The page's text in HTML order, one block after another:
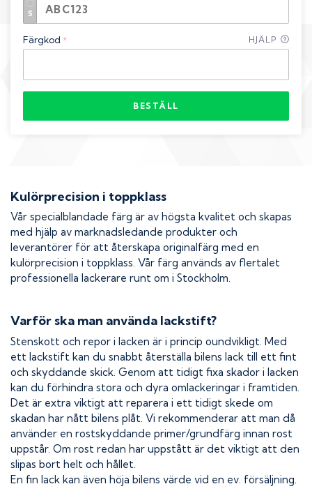
Färgkod * HJÄLP
BESTÄLL
Kulörprecision i toppklass
Vår specialblandade färg är av högsta kvalitet och skapas
med hjälp av marknadsledande produkter och
leverantörer för att återskapa originalfärg med en
kulörprecision i toppklass. Vår färg används av flertalet
professionella lackerare runt om i Stockholm.
Varför ska man använda lackstift?
Stenskott och repor i lacken är i princip oundvikligt. Med
ett lackstift kan du snabbt återställa bilens lack till ett fint
och skyddande skick. Genom att tidigt fixa skador i lacken
kan du förhindra stora och dyra omlackeringar i framtiden.
Det är extra viktigt att reparera i ett tidigt skede om
skadan har nått bilens plåt. Vi rekommenderar att man då
använder en rostskyddande primer/grundfärg innan rost
uppstår. Om rost redan har uppstått är det viktigt att den
slipas bort helt och hållet.
En fin lack kan även höja bilens värde vid en ev. försäljning.